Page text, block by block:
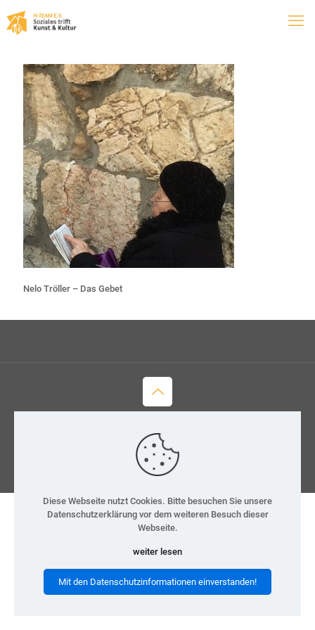
Nelo Tröller – Das Gebet
Datenschutz
Diese Webseite nutzt Cookies. Bitte besuchen Sie unsere
Datenschutzerklärung vor dem weiteren Besuch dieser
Webseite.
weiter lesen
Mit den Datenschutzinformationen einverstanden!